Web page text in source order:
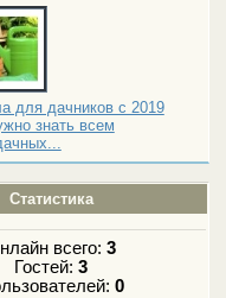
для дачников с 2019
знать всем
Статистика
всего:3
Гостей:3
0